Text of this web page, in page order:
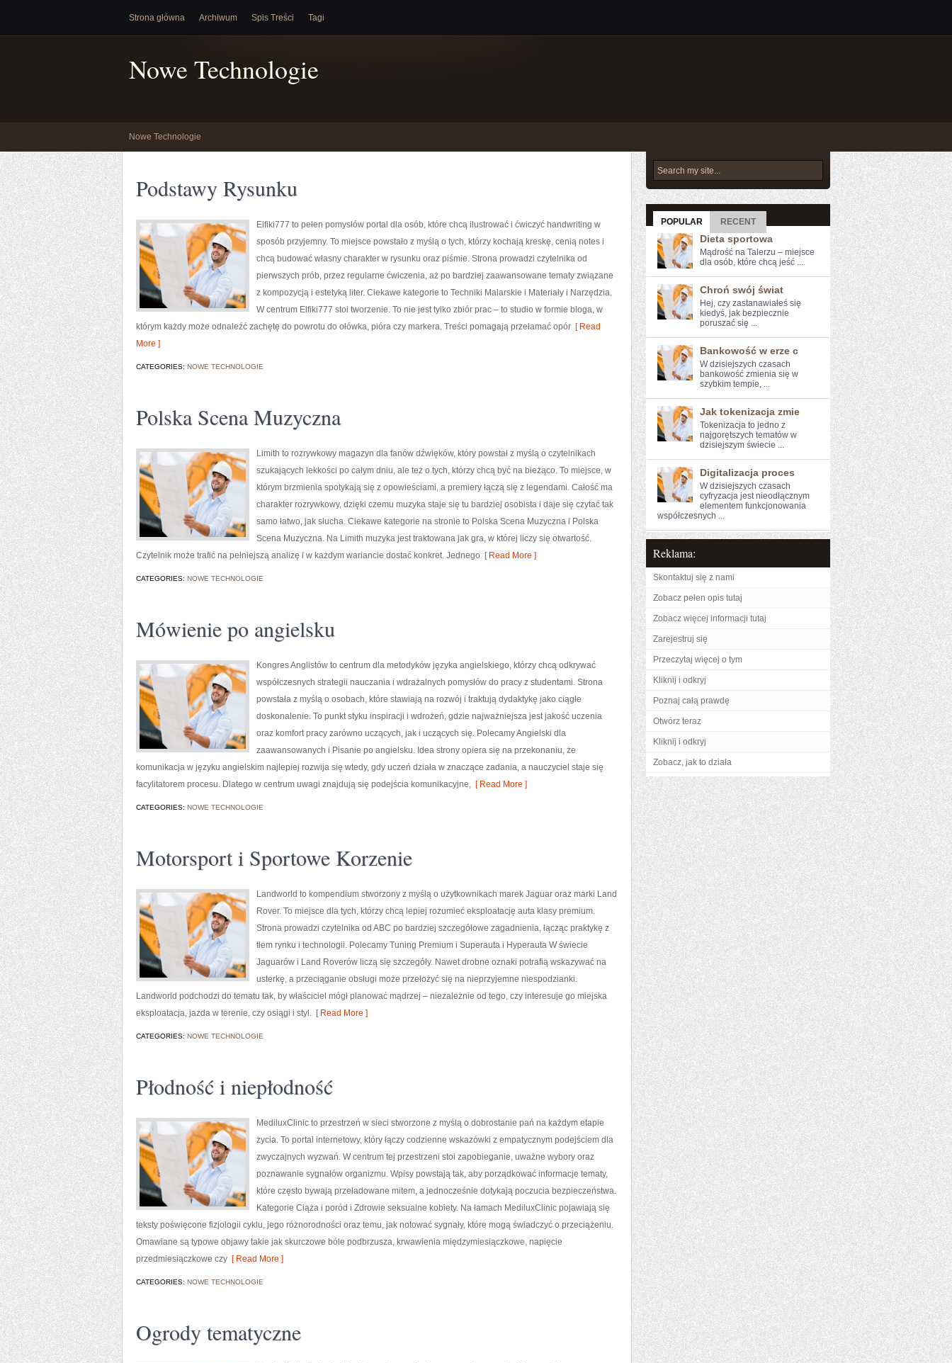
Strona główna Archiwum Spis Treści Tagi
Nowe Technologie
Nowe Technologie
Podstawy Rysunku
Elfiki777 to pełen pomysłów portal dla osób, które chcą ilustrować i ćwiczyć handwriting w
sposób przyjemny. To miejsce powstało z myślą o tych, którzy kochają kreskę, cenią notes i
chcą budować własny charakter w rysunku oraz piśmie. Strona prowadzi czytelnika od
pierwszych prób, przez regularne ćwiczenia, aż po bardziej zaawansowane tematy związane
z kompozycją i estetyką liter. Ciekawe kategorie to Techniki Malarskie i Materiały i Narzędzia.
W centrum Elfiki777 stoi tworzenie. To nie jest tylko zbiór prac – to studio w formie bloga, w
którym każdy może odnaleźć zachętę do powrotu do ołówka, pióra czy markera. Treści pomagają przełamać opór [ Read
More ]
CATEGORIES: NOWE TECHNOLOGIE
Polska Scena Muzyczna
Limith to rozrywkowy magazyn dla fanów dźwięków, który powstał z myślą o czytelnikach
szukających lekkości po całym dniu, ale też o tych, którzy chcą być na bieżąco. To miejsce, w
którym brzmienia spotykają się z opowieściami, a premiery łączą się z legendami. Całość ma
charakter rozrywkowy, dzięki czemu muzyka staje się tu bardziej osobista i daje się czytać tak
samo łatwo, jak słucha. Ciekawe kategorie na stronie to Polska Scena Muzyczna i Polska
Scena Muzyczna. Na Limith muzyka jest traktowana jak gra, w której liczy się otwartość.
Czytelnik może trafić na pełniejszą analizę i w każdym wariancie dostać konkret. Jednego [ Read More ]
CATEGORIES: NOWE TECHNOLOGIE
Mówienie po angielsku
Kongres Anglistów to centrum dla metodyków języka angielskiego, którzy chcą odkrywać
współczesnych strategii nauczania i wdrażalnych pomysłów do pracy z studentami. Strona
powstała z myślą o osobach, które stawiają na rozwój i traktują dydaktykę jako ciągłe
doskonalenie. To punkt styku inspiracji i wdrożeń, gdzie najważniejsza jest jakość uczenia
oraz komfort pracy zarówno uczących, jak i uczących się. Polecamy Angielski dla
zaawansowanych i Pisanie po angielsku. Idea strony opiera się na przekonaniu, że
komunikacja w języku angielskim najlepiej rozwija się wtedy, gdy uczeń działa w znaczące zadania, a nauczyciel staje się
facylitatorem procesu. Dlatego w centrum uwagi znajdują się podejścia komunikacyjne, [ Read More ]
CATEGORIES: NOWE TECHNOLOGIE
Motorsport i Sportowe Korzenie
Landworld to kompendium stworzony z myślą o użytkownikach marek Jaguar oraz marki Land
Rover. To miejsce dla tych, którzy chcą lepiej rozumieć eksploatację auta klasy premium.
Strona prowadzi czytelnika od ABC po bardziej szczegółowe zagadnienia, łącząc praktykę z
tłem rynku i technologii. Polecamy Tuning Premium i Superauta i Hyperauta W świecie
Jaguarów i Land Roverów liczą się szczegóły. Nawet drobne oznaki potrafią wskazywać na
usterkę, a przeciąganie obsługi może przełożyć się na nieprzyjemne niespodzianki.
Landworld podchodzi do tematu tak, by właściciel mógł planować mądrzej – niezależnie od tego, czy interesuje go miejska
eksploatacja, jazda w terenie, czy osiągi i styl. [ Read More ]
CATEGORIES: NOWE TECHNOLOGIE
Płodność i niepłodność
MediluxClinic to przestrzeń w sieci stworzone z myślą o dobrostanie pań na każdym etapie
życia. To portal internetowy, który łączy codzienne wskazówki z empatycznym podejściem dla
zwyczajnych wyzwań. W centrum tej przestrzeni stoi zapobieganie, uważne wybory oraz
poznawanie sygnałów organizmu. Wpisy powstają tak, aby porządkować informacje tematy,
które często bywają przeładowane mitem, a jednocześnie dotykają poczucia bezpieczeństwa.
Kategorie Ciąża i poród i Zdrowie seksualne kobiety. Na łamach MediluxClinic pojawiają się
teksty poświęcone fizjologii cyklu, jego różnorodności oraz temu, jak notować sygnały, które mogą świadczyć o przeciążeniu.
Omawiane są typowe objawy takie jak skurczowe bóle podbrzusza, krwawienia międzymiesiączkowe, napięcie
przedmiesiączkowe czy [ Read More ]
CATEGORIES: NOWE TECHNOLOGIE
Ogrody tematyczne
POPULAR RECENT
Dieta sportowa
Mądrość na Talerzu – miejsce
dla osób, które chcą jeść ...
Chroń swój świat
Hej, czy zastanawiałeś się
kiedyś, jak bezpiecznie
poruszać się ...
Bankowość w erze c
W ⁤dzisiejszych czasach
bankowość zmienia się⁣ w
szybkim tempie, ...
Jak tokenizacja zmie
Tokenizacja to jedno z
najgorętszych tematów w
dzisiejszym świecie ...
Digitalizacja proces
W dzisiejszych czasach
cyfryzacja jest nieodłącznym
elementem funkcjonowania
współczesnych ...
Reklama:
Skontaktuj się z nami
Zobacz pełen opis tutaj
Zobacz więcej informacji tutaj
Zarejestruj się
Przeczytaj więcej o tym
Kliknij i odkryj
Poznaj całą prawdę
Otwórz teraz
Kliknij i odkryj
Zobacz, jak to działa